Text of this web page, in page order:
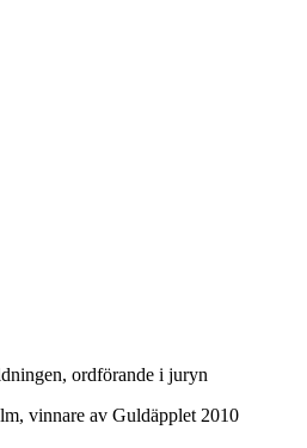
ordförande i juryn
vinnare av Guldäpplet 2010